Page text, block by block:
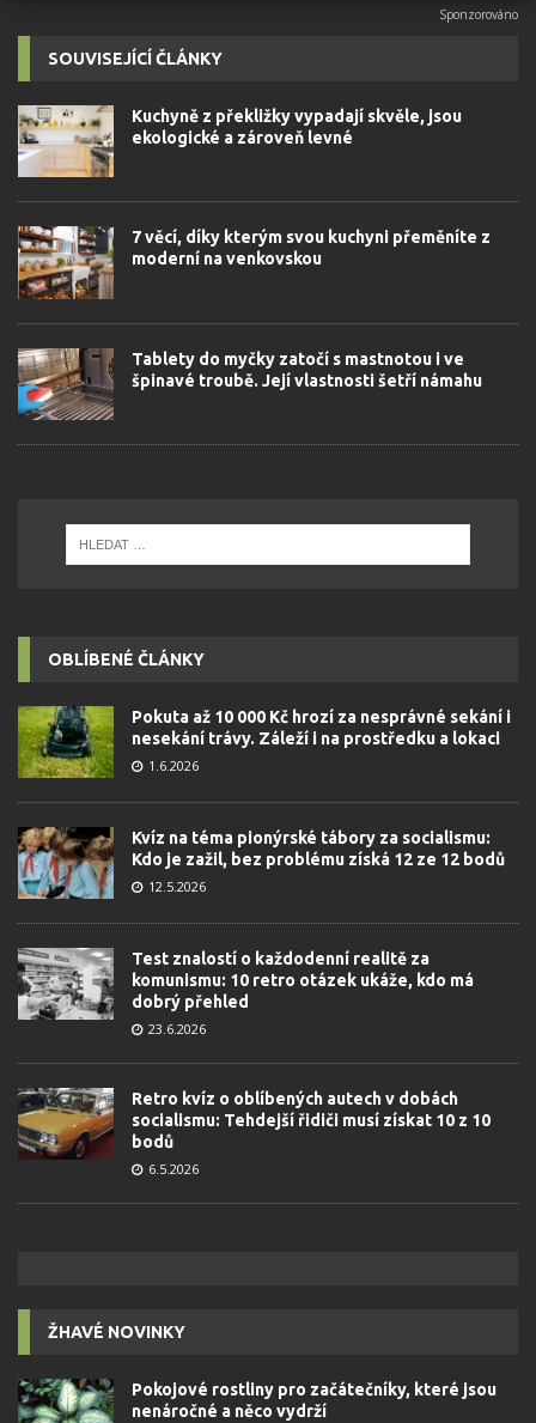
SOUVISEJÍCÍ ČLÁNKY
Kuchyně z překližky vypadají skvěle, jsou
ekologické a zároveň levné
7 věcí, díky kterým svou kuchyni přeměníte z
moderní na venkovskou
Tablety do myčky zatočí s mastnotou i ve
špinavé troubě. Její vlastnosti šetří námahu
OBLÍBENÉ ČLÁNKY
Pokuta až 10 000 Kč hrozí za nesprávné sekání i
nesekání trávy. Záleží i na prostředku a lokaci
1.6.2026
Kvíz na téma pionýrské tábory za socialismu:
Kdo je zažil, bez problému získá 12 ze 12 bodů
12.5.2026
Test znalostí o každodenní realitě za
komunismu: 10 retro otázek ukáže, kdo má
dobrý přehled
23.6.2026
Retro kvíz o oblíbených autech v dobách
socialismu: Tehdejší řidiči musí získat 10 z 10
bodů
6.5.2026
ŽHAVÉ NOVINKY
Pokojové rostliny pro začátečníky, které jsou
nenáročné a něco vydrží